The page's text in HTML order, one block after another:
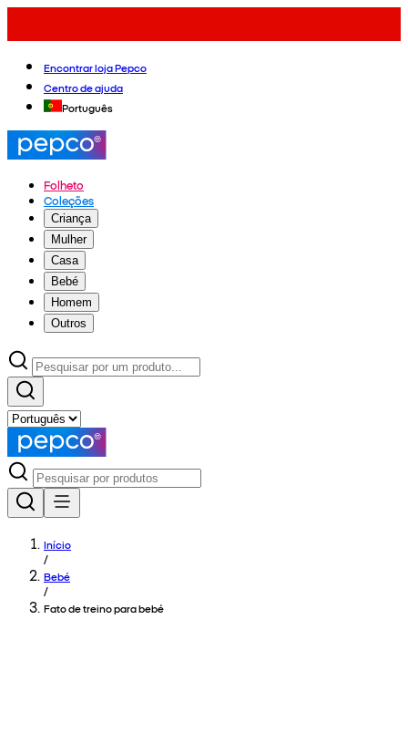
Encontrar loja Pepco
Centro de ajuda
Português
Folheto
Coleções
Criança
Mulher
Casa
Bebé
Homem
Outros
Início
/
Bebé
/
Fato de treino para bebé